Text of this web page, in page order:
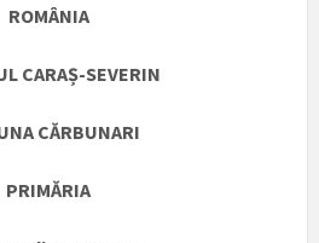
ROMÂNIA
CARAȘ-SEVERIN
CĂRBUNARI
PRIMĂRIA